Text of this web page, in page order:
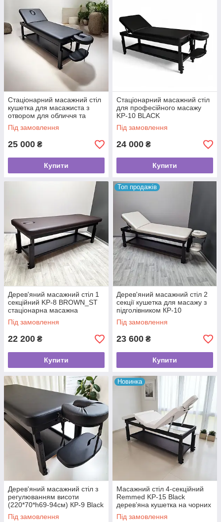
Стаціонарний масажний стіл
кушетка для масажиста з
отвором для обличчя та
підголовником КР 10 plus
(BLACK)
Під замовлення
25 000 ₴
Купити
Стаціонарний масажний стіл
для професійного масажу
KP-10 BLACK
Під замовлення
24 000 ₴
Купити
Дерев'яний масажний стіл 1
секційний KP-8 BROWN_ST
стаціонарна масажна
кушетка з отвором для
обличчя
Під замовлення
22 200 ₴
Купити
Топ продажів
Дерев'яний масажний стіл 2
секції кушетка для масажу з
підголівником КР-10
BROWN&DELUXE
Під замовлення
23 600 ₴
Купити
Дерев'яний масажний стіл з
регулюванням висоти
(220*70*h69-94см) КР-9 Black
кушетка масажна
Під замовлення
Новинка
Масажний стіл 4-секційний
Remmed KP-15 Black
дерев’яна кушетка на чорних
ніжках
Під замовлення